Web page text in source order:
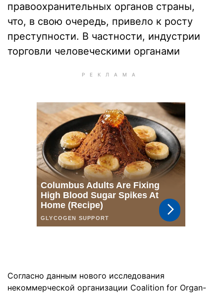
правоохранительных органов страны,
что, в свою очередь, привело к росту
преступности. В частности, индустрии
торговли человеческими органами
Согласно данным нового исследования
некоммерческой организации Coalition for Organ-